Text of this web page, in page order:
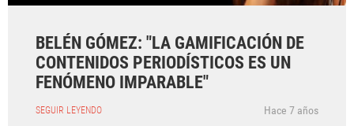
BELÉN GÓMEZ: "LA GAMIFICACIÓN DE
CONTENIDOS PERIODÍSTICOS ES UN
FENÓMENO IMPARABLE"
SEGUIR LEYENDO Hace 7 años